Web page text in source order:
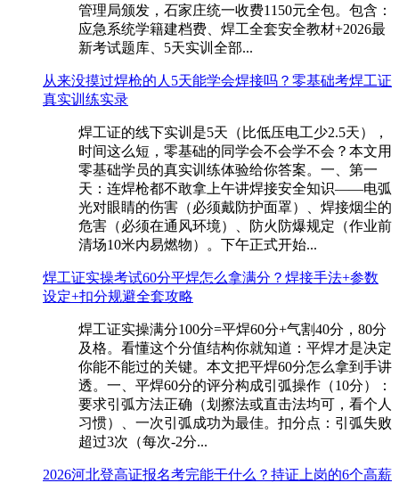
管理局颁发，石家庄统一收费1150元全包。包含：
应急系统学籍建档费、焊工全套安全教材+2026最
新考试题库、5天实训全部...
从来没摸过焊枪的人5天能学会焊接吗？零基础考焊工证
真实训练实录
焊工证的线下实训是5天（比低压电工少2.5天），
时间这么短，零基础的同学会不会学不会？本文用
零基础学员的真实训练体验给你答案。一、第一
天：连焊枪都不敢拿上午讲焊接安全知识——电弧
光对眼睛的伤害（必须戴防护面罩）、焊接烟尘的
危害（必须在通风环境）、防火防爆规定（作业前
清场10米内易燃物）。下午正式开始...
焊工证实操考试60分平焊怎么拿满分？焊接手法+参数
设定+扣分规避全套攻略
焊工证实操满分100分=平焊60分+气割40分，80分
及格。看懂这个分值结构你就知道：平焊才是决定
你能不能过的关键。本文把平焊60分怎么拿到手讲
透。一、平焊60分的评分构成引弧操作（10分）：
要求引弧方法正确（划擦法或直击法均可，看个人
习惯）、一次引弧成功为最佳。扣分点：引弧失败
超过3次（每次-2分...
2026河北登高证报名考完能干什么？持证上岗的6个高薪